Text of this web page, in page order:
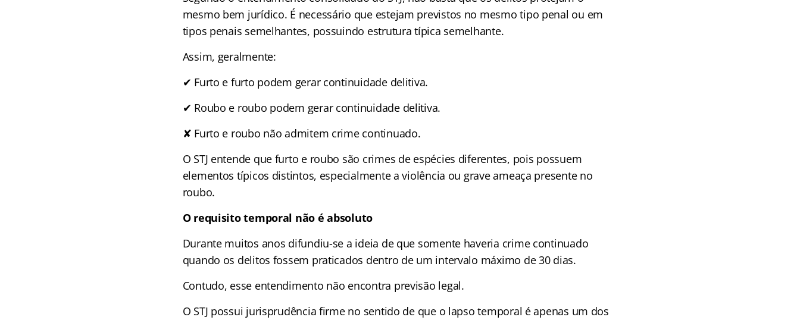
mesmo bem jurídico. É necessário que estejam previstos no mesmo tipo penal ou em
tipos penais semelhantes, possuindo estrutura típica semelhante.
Assim, geralmente:
✔ Furto e furto podem gerar continuidade delitiva.
✔ Roubo e roubo podem gerar continuidade delitiva.
✘ Furto e roubo não admitem crime continuado.
O STJ entende que furto e roubo são crimes de espécies diferentes, pois possuem
elementos típicos distintos, especialmente a violência ou grave ameaça presente no
roubo.
O requisito temporal não é absoluto
Durante muitos anos difundiu-se a ideia de que somente haveria crime continuado
quando os delitos fossem praticados dentro de um intervalo máximo de 30 dias.
Contudo, esse entendimento não encontra previsão legal.
O STJ possui jurisprudência firme no sentido de que o lapso temporal é apenas um dos